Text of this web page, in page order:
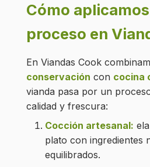
Cómo
proceso en
En Viandas Cook
conservación con cocina
vianda pasa por un
calidad y frescura:
Cocción artesanal:
plato con ingredientes
equilibrados.